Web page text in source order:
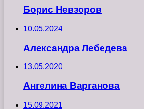
Борис Невзоров
10.05.2024
Александра Лебедева
13.05.2020
Ангелина Варганова
15.09.2021